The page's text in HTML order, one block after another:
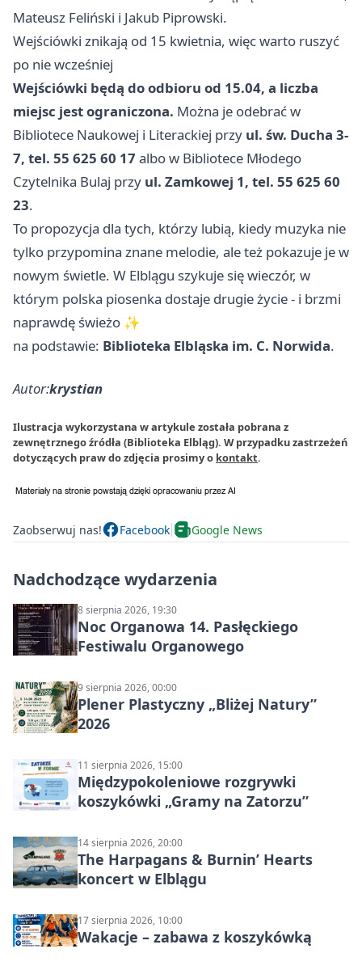
Mateusz Feliński i Jakub Piprowski.
Wejściówki znikają od 15 kwietnia, więc warto ruszyć
po nie wcześniej
Wejściówki będą do odbioru od 15.04, a liczba
miejsc jest ograniczona. Można je odebrać w
Bibliotece Naukowej i Literackiej przy ul. św. Ducha 3-
7, tel. 55 625 60 17 albo w Bibliotece Młodego
Czytelnika Bulaj przy ul. Zamkowej 1, tel. 55 625 60
23.
To propozycja dla tych, którzy lubią, kiedy muzyka nie
tylko przypomina znane melodie, ale też pokazuje je w
nowym świetle. W Elblągu szykuje się wieczór, w
którym polska piosenka dostaje drugie życie - i brzmi
naprawdę świeżo ✨
na podstawie: Biblioteka Elbląska im. C. Norwida.
Autor:krystian
Ilustracja wykorzystana w artykule została pobrana z
zewnętrznego źródła (Biblioteka Elbląg). W przypadku zastrzeżeń
dotyczących praw do zdjęcia prosimy o kontakt.
Zaobserwuj nas! Facebook Google News
Nadchodzące wydarzenia
8 sierpnia 2026, 19:30
Noc Organowa 14. Pasłęckiego
Festiwalu Organowego
9 sierpnia 2026, 00:00
Plener Plastyczny „Bliżej Natury”
2026
11 sierpnia 2026, 15:00
Międzypokoleniowe rozgrywki
koszykówki „Gramy na Zatorzu”
14 sierpnia 2026, 20:00
The Harpagans & Burnin’ Hearts
koncert w Elblągu
17 sierpnia 2026, 10:00
Wakacje – zabawa z koszykówką